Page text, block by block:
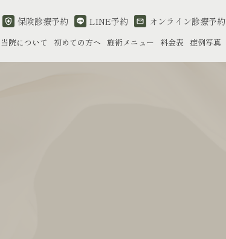
保険診療予約 LINE予約 オンライン診療予約
当院について 初めての方へ 施術メニュー 料金表 症例写真